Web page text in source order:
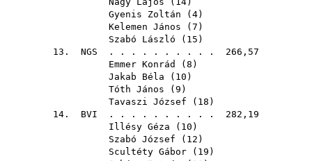
Gyenis Zoltán ( 4)
Kelemen János ( 7 )
Szabó László ( 15 )
13. NGS . . . . . . . . . . 266,57
Emmer Konrád
( 8 )
Jakab Béla ( 10 )
Tóth János ( 9 )
Tavaszi József ( 18 )
14. BVI . . . . . . . . . . 282,19
Illésy Géza ( 10 )
Szabó József ( 12 )
Scultéty Gábor ( 19 )